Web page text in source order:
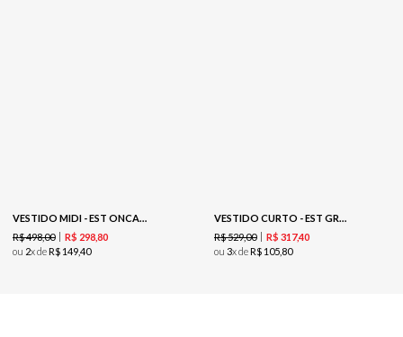
VESTIDO MIDI - EST ONCA BOEMIA
R$498,00 R$ 29880
ou 2x deR$ 14940
VESTIDO CURTO - EST GRAVATARIA VINHO
R$529,00 R$ 317,40
ou 3x deR$ 105 80